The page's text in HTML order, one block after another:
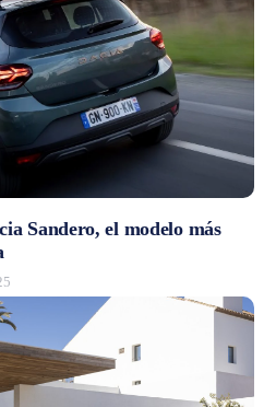
Sandero, el modelo más